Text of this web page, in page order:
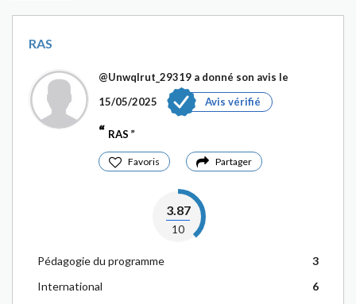
RAS
@Unwqlrut_29319 a donné son avis le
15/05/2025
Avis vérifié
RAS
Favoris Partager
3.87
10
Pédagogie du programme
3
International
6